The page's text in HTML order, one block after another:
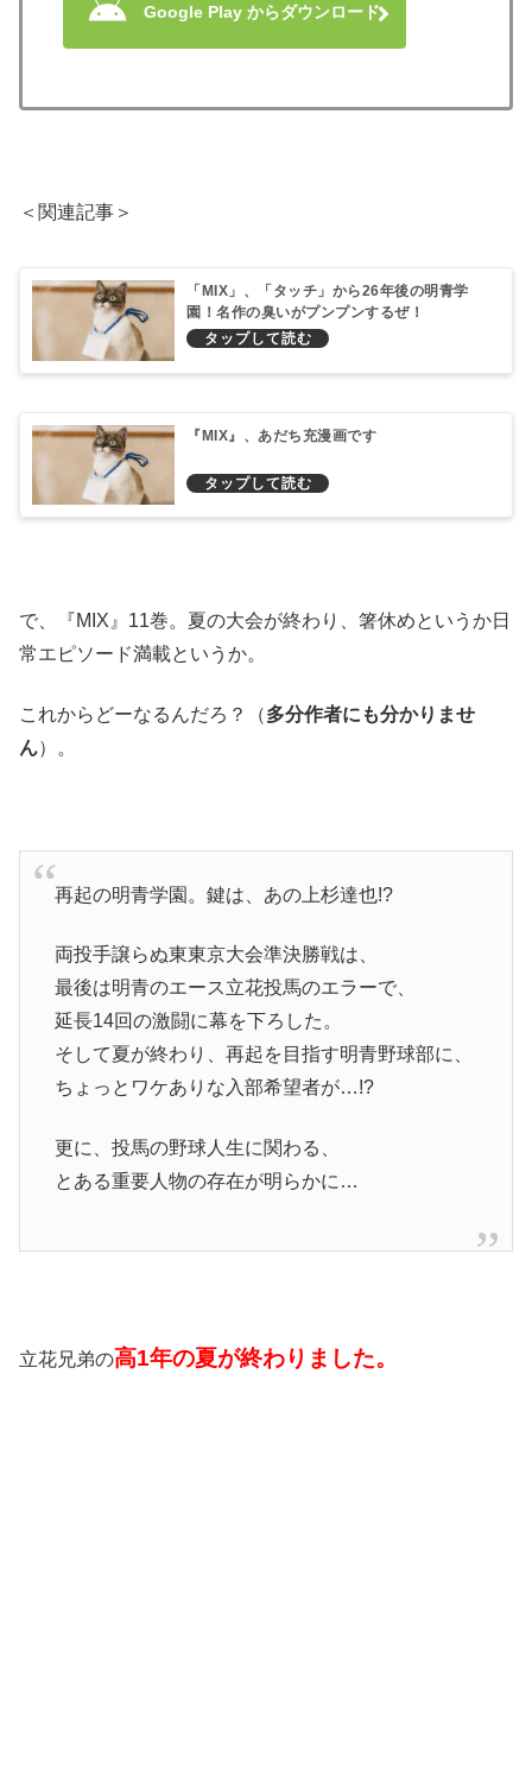
Google Play からダウンロード
＜関連記事＞
「MIX」、「タッチ」から26年後の明青学
園！名作の臭いがプンプンするぜ！
『MIX』、あだち充漫画です
で、『MIX』11巻。夏の大会が終わり、箸休めというか日
常エピソード満載というか。
これからどーなるんだろ？（多分作者にも分かりませ
ん）。
再起の明青学園。鍵は、あの上杉達也!?
両投手譲らぬ東東京大会準決勝戦は、
最後は明青のエース立花投馬のエラーで、
延長14回の激闘に幕を下ろした。
そして夏が終わり、再起を目指す明青野球部に、
ちょっとワケありな入部希望者が…!?
更に、投馬の野球人生に関わる、
とある重要人物の存在が明らかに…
立花兄弟の高1年の夏が終わりました。